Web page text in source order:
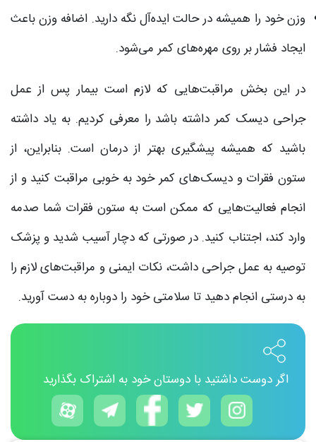
وزن خود را همیشه در حالت ایده‌آل نگه دارید. اضافه وزن باعث
ایجاد فشار بر روی مهره‌های کمر می‌شود.
در این بخش مراقبت‌هایی که لازم است بیمار پس از عمل
جراحی دیسک کمر داشته باشد را معرفی کردیم. به یاد داشته
باشید که همیشه پیشگیری بهتر از درمان است. بنابراین، از
ستون فقرات و دیسک‌های کمر خود به خوبی مراقبت کنید و از
انجام فعالیت‌هایی که ممکن است به ستون فقرات شما صدمه
وارد کند، اجتناب کنید. در صورتی که دچار آسیب شدید و پزشک
توصیه به عمل جراحی داشت، نکات ایمنی و مراقبت‌های لازم را
به درستی انجام دهید تا سلامتی خود را دوباره به دست آورید.
اگر دوست داشتید با دوستان خود به اشتراک بگذارید